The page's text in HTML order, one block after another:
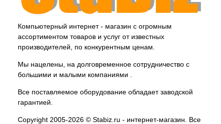
Компьютерный интернет - магазин с огромным
ассортиментом товаров и услуг от известных
производителей, по конкурентным ценам.
Мы нацелены, на долговременное сотрудничество с
большими и малыми компаниями .
Все поставляемое оборудование обладает заводской
гарантией.
Copyright 2005-2026 © Stabiz.ru - интернет-магазин. Все